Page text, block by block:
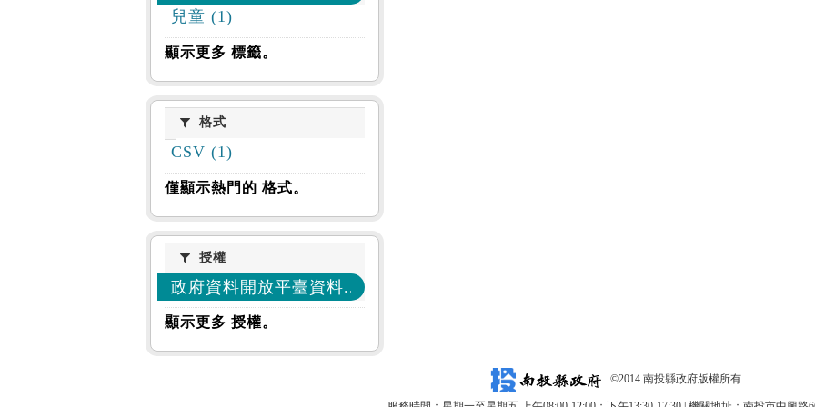
兒童 (1)
顯示更多 標籤。
格式格式
CSV (1)
僅顯示熱門的 格式。
授權授權
政府資料開放平臺資料... (1)
顯示更多 授權。
©2014 南投縣政府版權所有